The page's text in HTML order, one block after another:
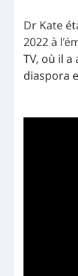
Dr Kate
2022 à
TV, où il
diaspora